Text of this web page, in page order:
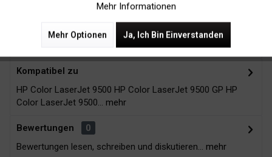
Beschreibung
Kompatibel zu
HP Color LaserJet 9500 HP Color LaserJet 9500 GP HP
Color LaserJet 9500... mehr
Bewertungen
0
Bewertungen lesen, schreiben und diskutieren... mehr
Mehr Informationen
Mehr Optionen Ja, Ich Bin Einverstanden